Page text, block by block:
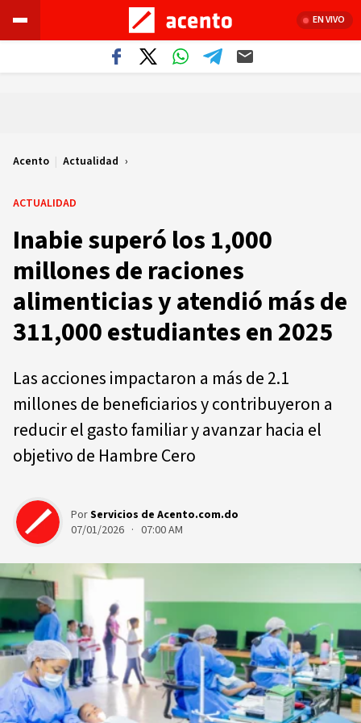
EN VIVO
Acento | Actualidad
ACTUALIDAD
Inabie superó los 1,000
millones de raciones
alimenticias y atendió más de
311,000 estudiantes en 2025
Las acciones impactaron a más de 2.1
millones de beneficiarios y contribuyeron a
reducir el gasto familiar y avanzar hacia el
objetivo de Hambre Cero
PorServicios de Acento.com.do
07/01/2026 · 07:00 AM